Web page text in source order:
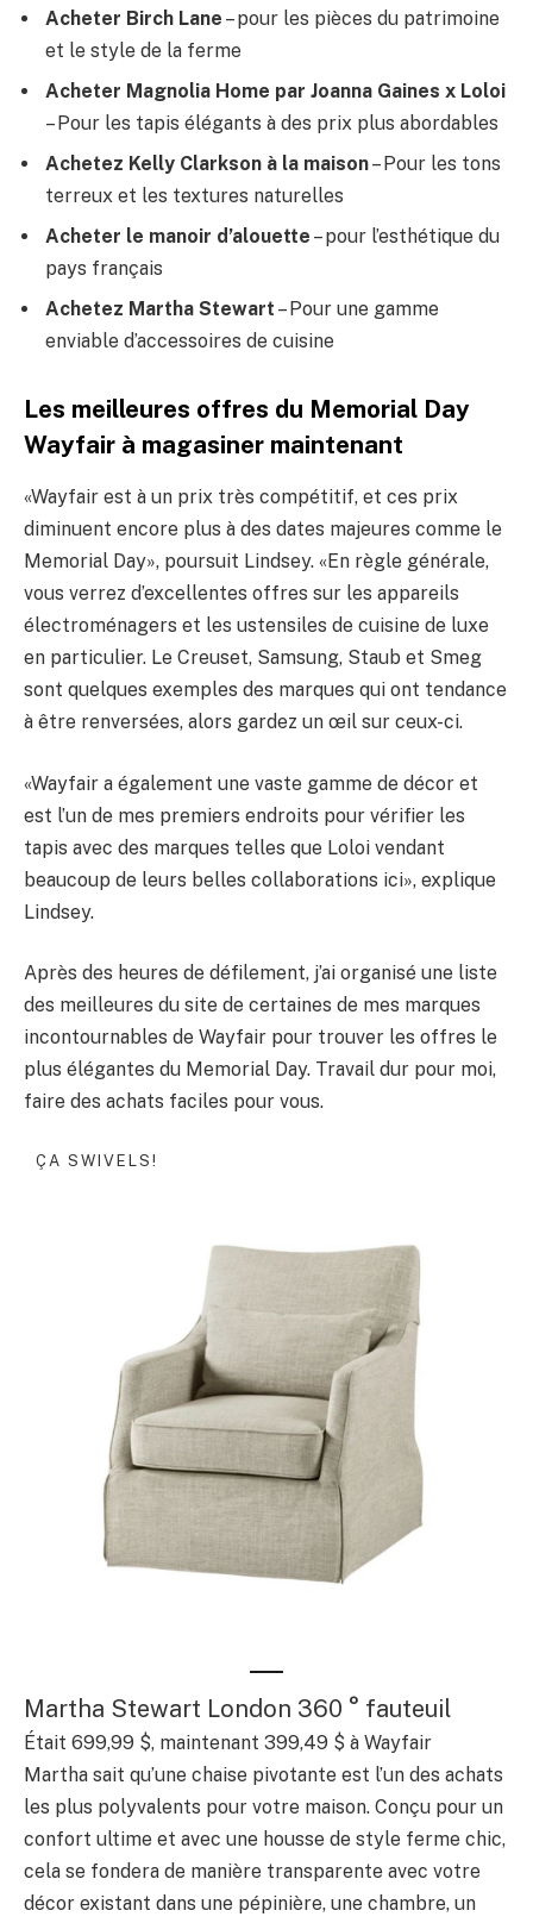
Acheter Birch Lane – pour les pièces du patrimoine
et le style de la ferme
Acheter Magnolia Home par Joanna Gaines x Loloi
– Pour les tapis élégants à des prix plus abordables
Achetez Kelly Clarkson à la maison– Pour les tons
terreux et les textures naturelles
Acheter le manoir d’alouette – pour l’esthétique du
pays français
Achetez Martha Stewart – Pour une gamme
enviable d’accessoires de cuisine
Les meilleures offres du Memorial Day
Wayfair à magasiner maintenant
«Wayfair est à un prix très compétitif, et ces prix
diminuent encore plus à des dates majeures comme le
Memorial Day», poursuit Lindsey. «En règle générale,
vous verrez d’excellentes offres sur les appareils
électroménagers et les ustensiles de cuisine de luxe
en particulier. Le Creuset, Samsung, Staub et Smeg
sont quelques exemples des marques qui ont tendance
à être renversées, alors gardez un œil sur ceux-ci.
«Wayfair a également une vaste gamme de décor et
est l’un de mes premiers endroits pour vérifier les
tapis avec des marques telles que Loloi vendant
beaucoup de leurs belles collaborations ici», explique
Lindsey.
Après des heures de défilement, j’ai organisé une liste
des meilleures du site de certaines de mes marques
incontournables de Wayfair pour trouver les offres le
plus élégantes du Memorial Day. Travail dur pour moi,
faire des achats faciles pour vous.
ÇA SWIVELS!
Martha Stewart London 360 ° fauteuil
Était 699,99 $, maintenant 399,49 $ à Wayfair
Martha sait qu’une chaise pivotante est l’un des achats
les plus polyvalents pour votre maison. Conçu pour un
confort ultime et avec une housse de style ferme chic,
cela se fondera de manière transparente avec votre
décor existant dans une pépinière, une chambre, un